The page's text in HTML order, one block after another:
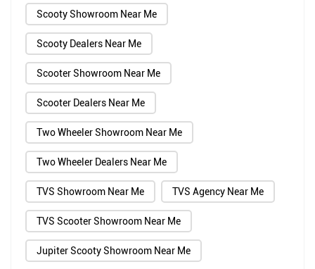
Scooty Showroom Near Me
Scooty Dealers Near Me
Scooter Showroom Near Me
Scooter Dealers Near Me
Two Wheeler Showroom Near Me
Two Wheeler Dealers Near Me
TVS Showroom Near Me TVS Agency Near Me
TVS Scooter Showroom Near Me
Jupiter Scooty Showroom Near Me